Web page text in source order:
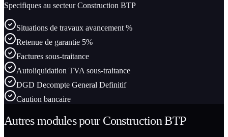
Specifiques au secteurConstruction BTP
Situations de travaux avancement %
Retenue de garantie 5%
Factures sous-traitance
Autoliquidation TVA sous-traitance
DGD Decompte General Definitif
Caution bancaire
Autres modules pour Construction BTP